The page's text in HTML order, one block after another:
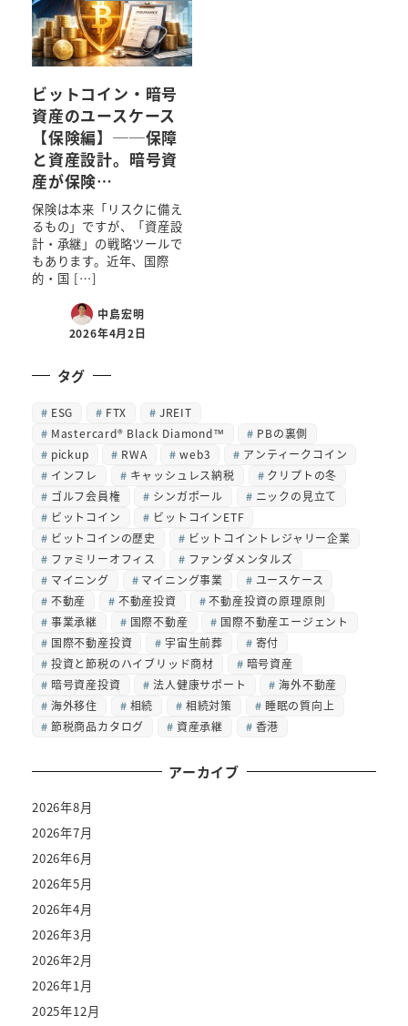
ビットコイン・暗号
資産のユースケース
【保険編】──保障
と資産設計。暗号資
産が保険…
保険は本来「リスクに備え
るもの」ですが、「資産設
計・承継」の戦略ツールで
もあります。近年、国際
的・国 […]
中島宏明
2026年4月2日
タグ
ESG FTX
JREIT
Mastercard® Black Diamond™
PBの裏側
pickup
RWA web3
アンティークコイン
インフレ
キャッシュレス納税
クリプトの冬
ゴルフ会員権
シンガポール
ニックの見立て
ビットコイン
ビットコインETF
ビットコインの歴史
ビットコイントレジャリー企業
ファミリーオフィス
ファンダメンタルズ
マイニング
マイニング事業
ユースケース
不動産
不動産投資
不動産投資の原理原則
事業承継
国際不動産
国際不動産エージェント
国際不動産投資
宇宙生前葬
寄付
投資と節税のハイブリッド商材
暗号資産
暗号資産投資
法人健康サポート
海外不動産
海外移住
相続 相続対策
睡眠の質向上
節税商品カタログ
資産承継 香港
アーカイブ
2026年8月
2026年7月
2026年6月
2026年5月
2026年4月
2026年3月
2026年2月
2026年1月
2025年12月